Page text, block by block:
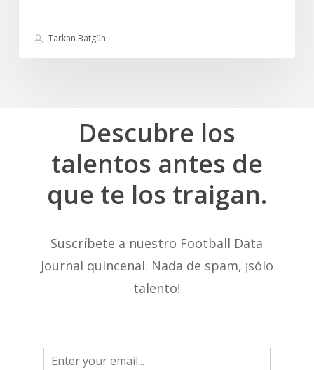
Tarkan Batgün
Descubre los
talentos antes de
que te los traigan.
Suscríbete a nuestro Football Data
Journal quincenal. Nada de spam, ¡sólo
talento!